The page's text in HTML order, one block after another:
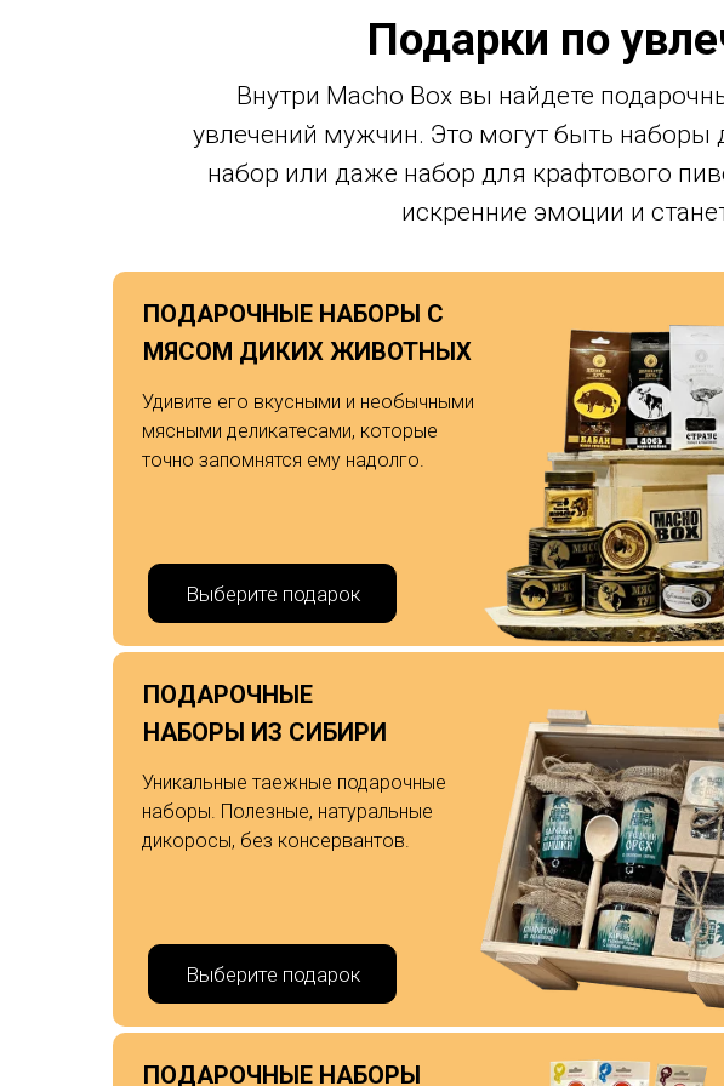
Внутри Macho Box вы найдете
увлечений мужчин. Это могут быть наборы
набор или даже набор для крафтового
искренние эмоции и
Подарки по
ПОДАРОЧНЫЕ НАБОРЫ С
МЯСОМ ДИКИХ ЖИВОТНЫХ
Выберите подарок
Удивите его вкусными и необычными
мясными деликатесами, которые
точно запомнятся ему надолго.
ПОДАРОЧНЫЕ
НАБОРЫ ИЗ СИБИРИ
Выберите подарок
Уникальные таежные подарочные
наборы. Полезные, натуральные
дикоросы, без консервантов.
ПОДАРОЧНЫЕ НАБОРЫ